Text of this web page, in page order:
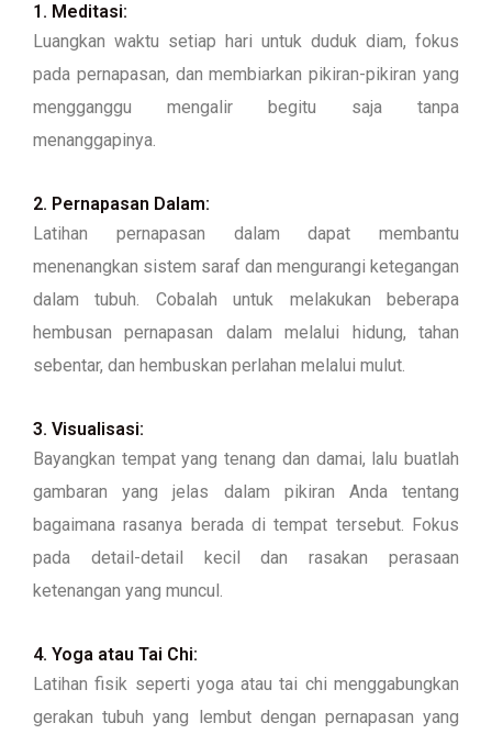
1. Meditasi:
Luangkan waktu setiap hari untuk duduk diam, fokus
pada pernapasan, dan membiarkan pikiran-pikiran yang
mengganggu mengalir begitu saja tanpa
menanggapinya.
2. Pernapasan Dalam:
Latihan pernapasan dalam dapat membantu
menenangkan sistem saraf dan mengurangi ketegangan
dalam tubuh. Cobalah untuk melakukan beberapa
hembusan pernapasan dalam melalui hidung, tahan
sebentar, dan hembuskan perlahan melalui mulut.
3. Visualisasi:
Bayangkan tempat yang tenang dan damai, lalu buatlah
gambaran yang jelas dalam pikiran Anda tentang
bagaimana rasanya berada di tempat tersebut. Fokus
pada detail-detail kecil dan rasakan perasaan
ketenangan yang muncul.
4. Yoga atau Tai Chi:
Latihan fisik seperti yoga atau tai chi menggabungkan
gerakan tubuh yang lembut dengan pernapasan yang